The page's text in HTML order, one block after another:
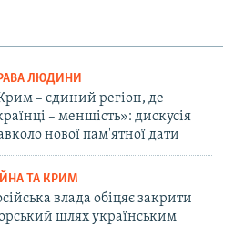
ЛЮДИНИ
– єдиний регіон, де
– меншість»: дискусія
нової пам'ятної дати
ТА КРИМ
влада обіцяє закрити
шлях українським